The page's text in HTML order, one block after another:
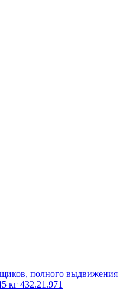
полного выдвижения
кг 432.21.971